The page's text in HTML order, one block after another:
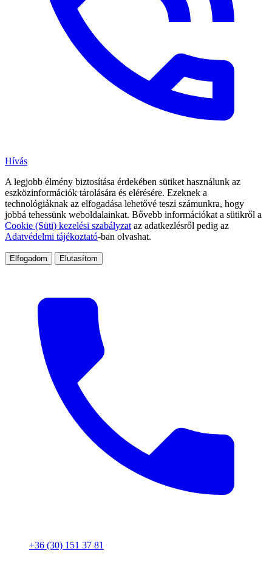
Hívás
A legjobb élmény biztosítása érdekében sütiket használunk az
eszközinformációk tárolására és elérésére. Ezeknek a
technológiáknak az elfogadása lehetővé teszi számunkra, hogy
jobbá tehessünk weboldalainkat. Bővebb információkat a sütikről a
Cookie (Süti) kezelési szabályzat az adatkezlésről pedig az
Adatvédelmi tájékoztató-ban olvashat.
Elfogadom Elutasítom
+36 (30) 151 37 81